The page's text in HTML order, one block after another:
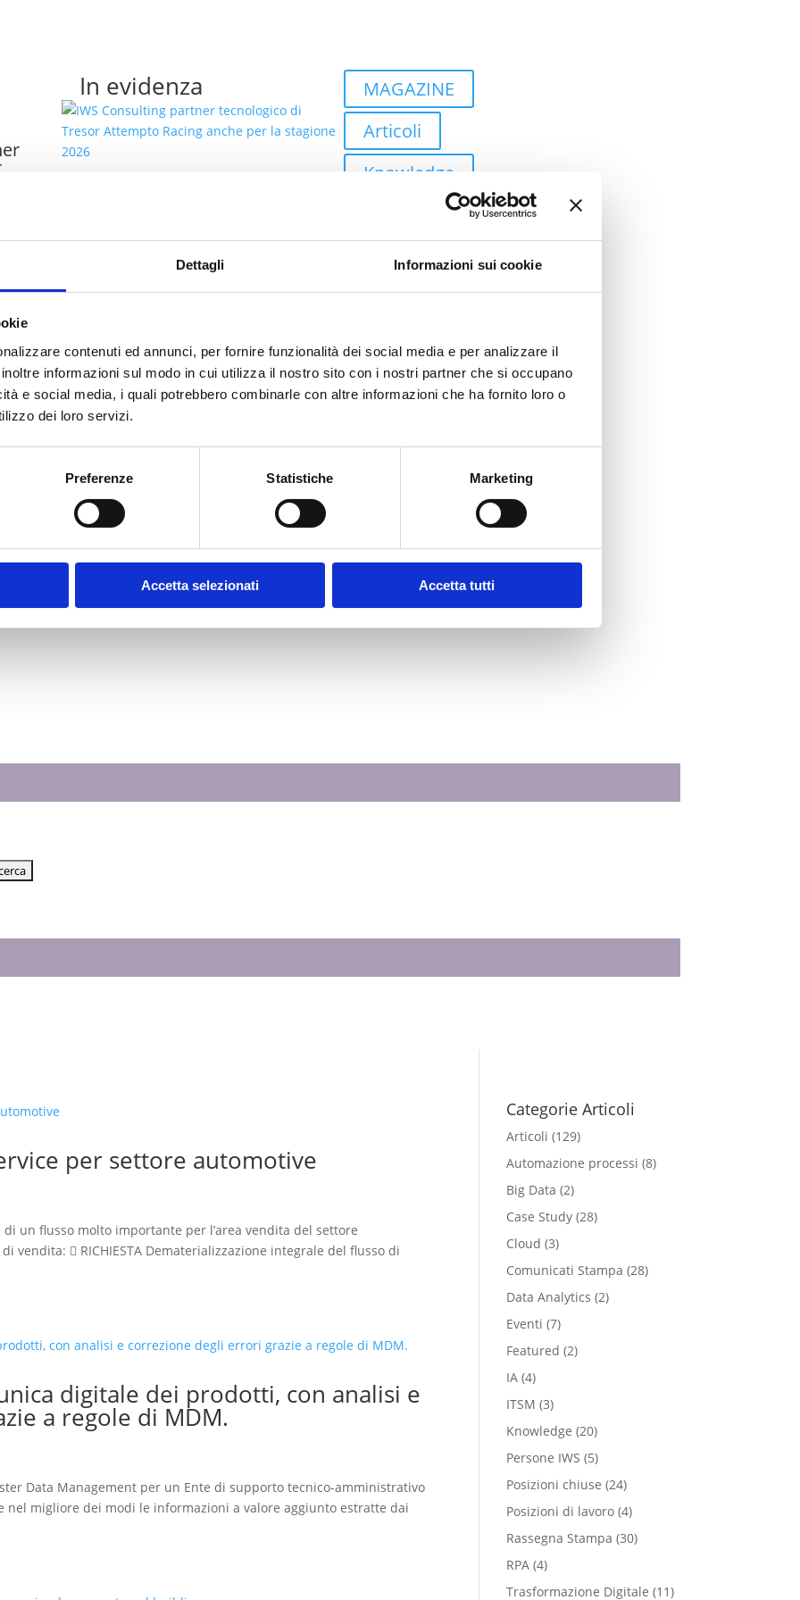
Dettagli Informazioni sui cookie
contenuti ed annunci, per fornire funzionalità dei social media e per analizzare il
informazioni sul modo in cui utilizza il nostro sito con i nostri partner che si occupano
e social media, i quali potrebbero combinarle con altre informazioni che ha fornito loro o
dei loro servizi.
Preferenze Statistiche Marketing
Accetta selezionati Accetta tutti
RDS
e
IT
In evidenza
Attempto Racing anche
per la stagione 2026
MAGAZINE
Articoli
Knowledge
Case Study
Robotic Process
Cloud
Rassegna Stampa
Comunicati Stampa
per settore automotive
un flusso molto importante per l’area vendita del settore
vendita:  RICHIESTA Dematerializzazione integrale del flusso di
digitale dei prodotti, con analisi e
a regole di MDM.
Data Management per un Ente di supporto tecnico-amministrativo
nel migliore dei modi le informazioni a valore aggiunto estratte dai
Categorie Articoli
Articoli (129)
Automazione processi (8)
Big Data (2)
Case Study (28)
Cloud (3)
Comunicati Stampa (28)
Data Analytics (2)
Eventi (7)
Featured (2)
IA (4)
ITSM (3)
Knowledge (20)
Persone IWS (5)
Posizioni chiuse (24)
Posizioni di lavoro (4)
Rassegna Stampa (30)
RPA (4)
Trasformazione Digitale (11)